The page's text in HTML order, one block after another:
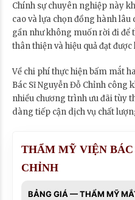
Chính sự chuyên nghiệp này
cao và lựa chọn đồng hành
gần như không muốn rời đi để
thân thiện và hiệu quả đạt
Về chi phí thực hiện bấm mắt
Bác Sĩ Nguyễn Đỗ Chỉnh công
nhiều chương trình ưu đãi tùy
dàng tiếp cận dịch vụ chất
THẨM MỸ VIỆN BÁC
CHỈNH
BẢNG GIÁ — THẨM MỸ